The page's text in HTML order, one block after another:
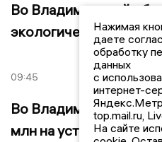
Во Владимирской
экологическая акция
09:45
Во Владимирской
млн на устранение
Нажимая
даете
обработку
данных
с
интернет-
top.mail.ru,
На сайте